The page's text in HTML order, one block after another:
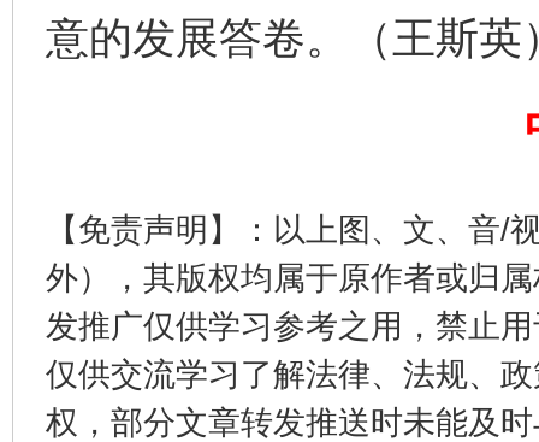
意的发展答卷。（王斯英
【免责声明】：以上图、文、音/
外），其版权均属于原作者或归
发推广仅供学习参考之用，禁止
仅供交流学习了解法律、法规、
权，部分文章转发推送时未能及
法徽映军营 权益有保障